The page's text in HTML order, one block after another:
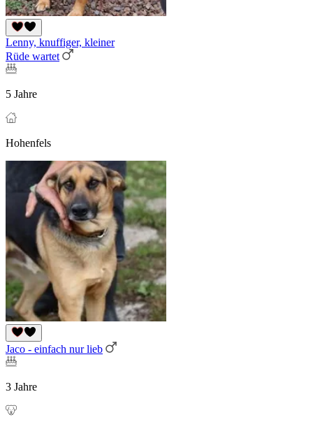
Lenny, knuffiger, kleiner
Rüde wartet
5 Jahre
Hohenfels
Jaco - einfach nur lieb
3 Jahre